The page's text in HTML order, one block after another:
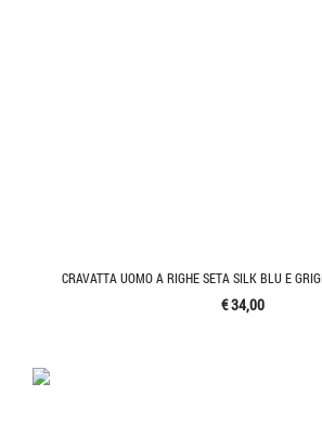
CRAVATTA UOMO A RIGHE SETA SILK BLU E
€ 34,00